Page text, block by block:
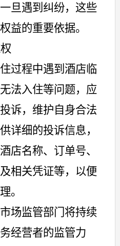
旦遇到纠纷，这些
益的重要依据。
过程中遇到酒店临
法入住等问题，应
诉，维护自身合法
详细的投诉信息，
店名称、订单号、
相关凭证等，以便
。
场监管部门将持续
经营者的监管力